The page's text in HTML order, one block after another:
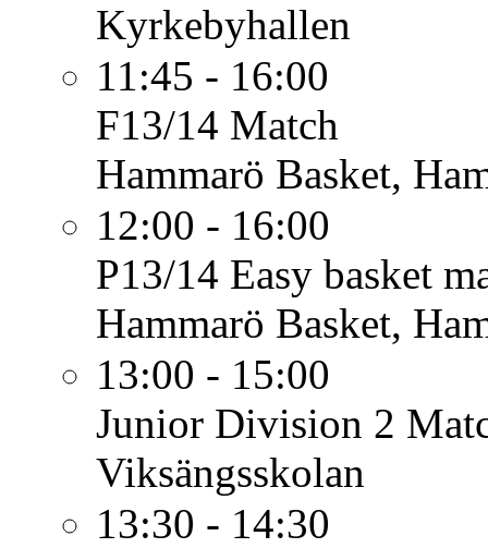
Kyrkebyhallen
11:45 - 16:00
F13/14 Match
Hammarö Basket,
12:00 - 16:00
P13/14 Easy basket
Hammarö Basket,
13:00 - 15:00
Junior Division 2
Viksängsskolan
13:30 - 14:30